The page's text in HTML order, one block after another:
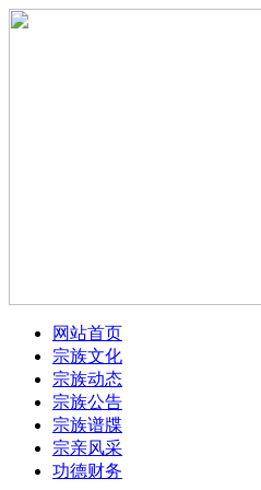
网站首页
宗族文化
宗族动态
宗族公告
宗族谱牒
宗亲风采
功德财务